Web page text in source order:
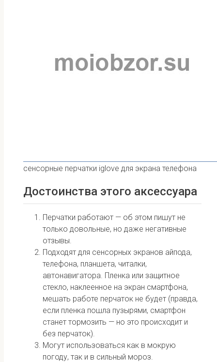
сенсорные перчатки iglove для экрана телефона
Достоинства этого аксессуара
Перчатки работают — об этом пишут не
только довольные, но даже негативные
отзывы.
Подходят для сенсорных экранов айпода,
телефона, планшета, читалки,
автонавигатора. Пленка или защитное
стекло, наклеенное на экран смартфона,
мешать работе перчаток не будет (правда,
если пленка пошла пузырями, смартфон
станет тормозить — но это происходит и
без перчаток).
Могут использоваться как в мокрую
погоду, так и в сильный мороз.